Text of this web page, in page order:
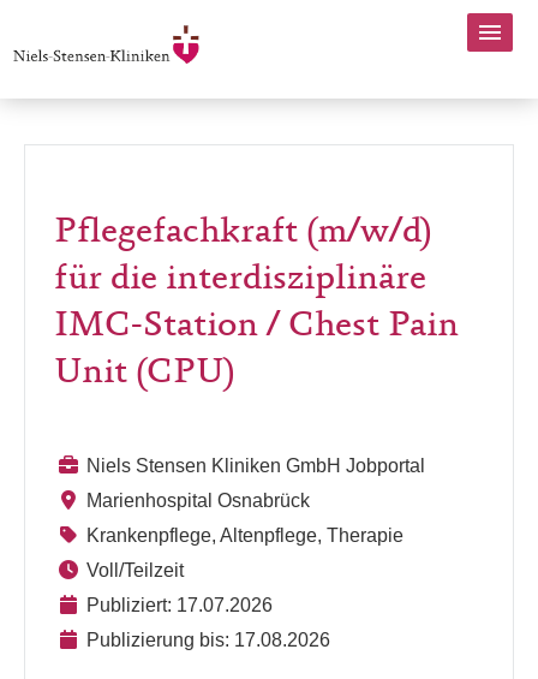
Pflegefachkraft (m/w/d)
für die interdisziplinäre
IMC-Station / Chest Pain
Unit (CPU)
Niels Stensen Kliniken GmbH Jobportal
Marienhospital Osnabrück
Krankenpflege, Altenpflege, Therapie
Voll/Teilzeit
Publiziert: 17.07.2026
Publizierung bis: 17.08.2026